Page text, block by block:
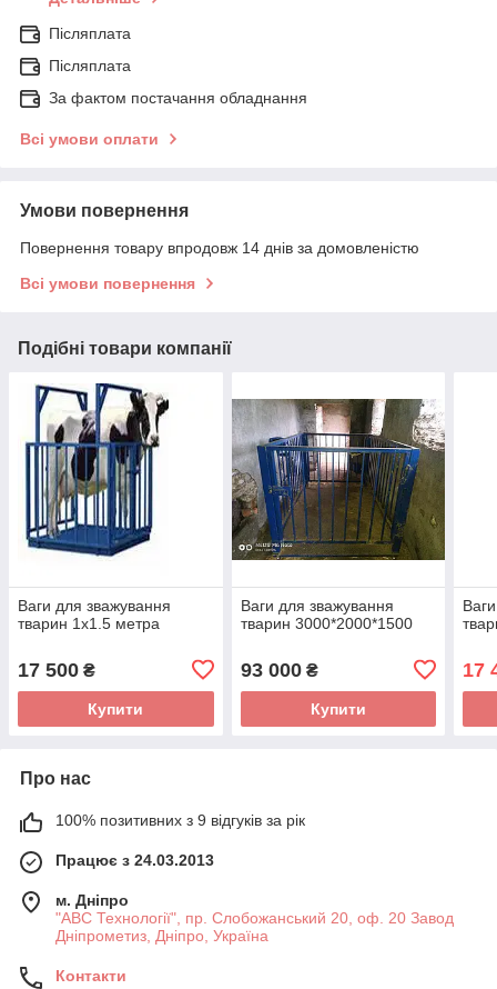
Післяплата
Післяплата
За фактом постачання обладнання
Всі умови оплати
Умови повернення
Повернення товару впродовж 14 днів за домовленістю
Всі умови повернення
Подібні товари компанії
Ваги для зважування
тварин 1х1.5 метра
17 500 ₴
Купити
Ваги для зважування
тварин 3000*2000*1500
93 000₴
Купити
17
Про нас
100% позитивних з 9 відгуків за рік
Працює з 24.03.2013
м. Дніпро
"АВС Технології", пр. Слобожанський 20, оф. 20 Завод
Дніпрометиз, Дніпро, Україна
Контакти